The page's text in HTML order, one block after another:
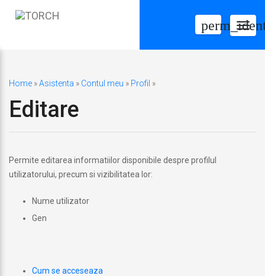
Home »Asistenta » Contul meu » Profil »
Editare
Permite editarea informatiilor disponibile despre profilul
utilizatorului, precum si vizibilitatea lor:
Nume utilizator
Gen
Cum se acceseaza